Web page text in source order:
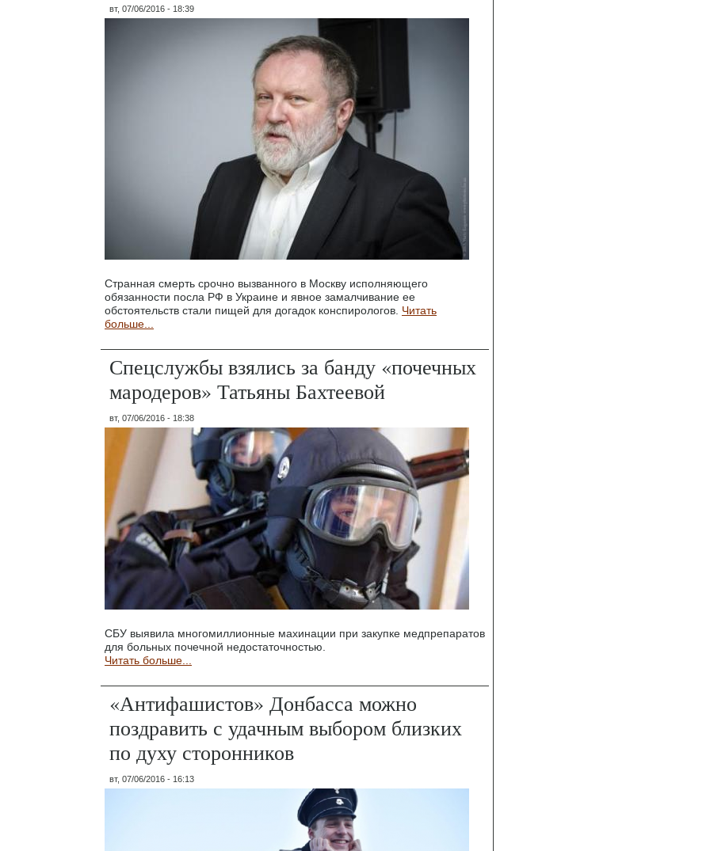
вт, 07/06/2016 - 18:39
Странная смерть срочно вызванного в Москву исполняющего
обязанности посла РФ в Украине и явное замалчивание ее
обстоятельств стали пищей для догадок конспирологов. Читать
больше...
Спецслужбы взялись за банду «почечных
мародеров» Татьяны Бахтеевой
вт, 07/06/2016 - 18:38
СБУ выявила многомиллионные махинации при закупке медпрепаратов
для больных почечной недостаточностью.
Читать больше...
«Антифашистов» Донбасса можно
поздравить с удачным выбором близких
по духу сторонников
вт, 07/06/2016 - 16:13